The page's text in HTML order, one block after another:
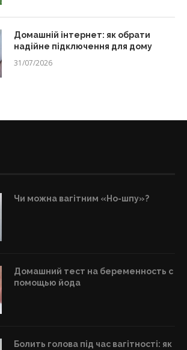
Домашній інтернет: як обрати
надійне підключення для дому
31/07/2026
Чи можна вагітним «Но-шпу»?
Домашний тест на беременность с
помощью йода
Болить голова під час вагітності: як